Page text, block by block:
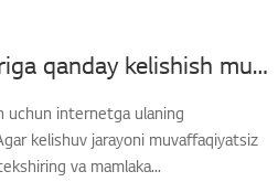
[LG TV] Foydalanuvchi kelishuvlariga qanday kelishish mumkin
uchun internetga ulaning
kelishuv jarayoni muvaffaqiyatsiz
va mamlaka...